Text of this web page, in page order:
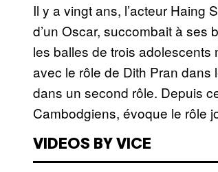
Il y a vingt ans, l’acteur Haing
d’un Oscar, succombait à
les balles de trois adolescents
avec le rôle de Dith Pran dans
dans un second rôle. Depuis
Cambodgiens, évoque le rôle
VIDEOS BY VICE